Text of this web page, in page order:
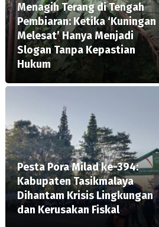
Menagih Terang di Tengah
Pembiaran: Ketika ‘Kuningan
Melesat’ Hanya Menjadi
Slogan Tanpa Kepastian
Hukum
Pesta Pora Milad ke-394:
Kabupaten Tasikmalaya
Dihantam Krisis Lingkungan
dan Kerusakan Fiskal